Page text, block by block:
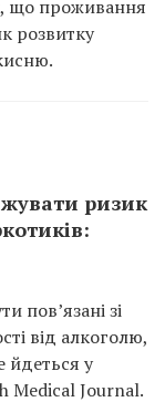
що проживання
розвитку
ризик
пов’язані зі
від алкоголю,
йдеться у
Medical Journal.